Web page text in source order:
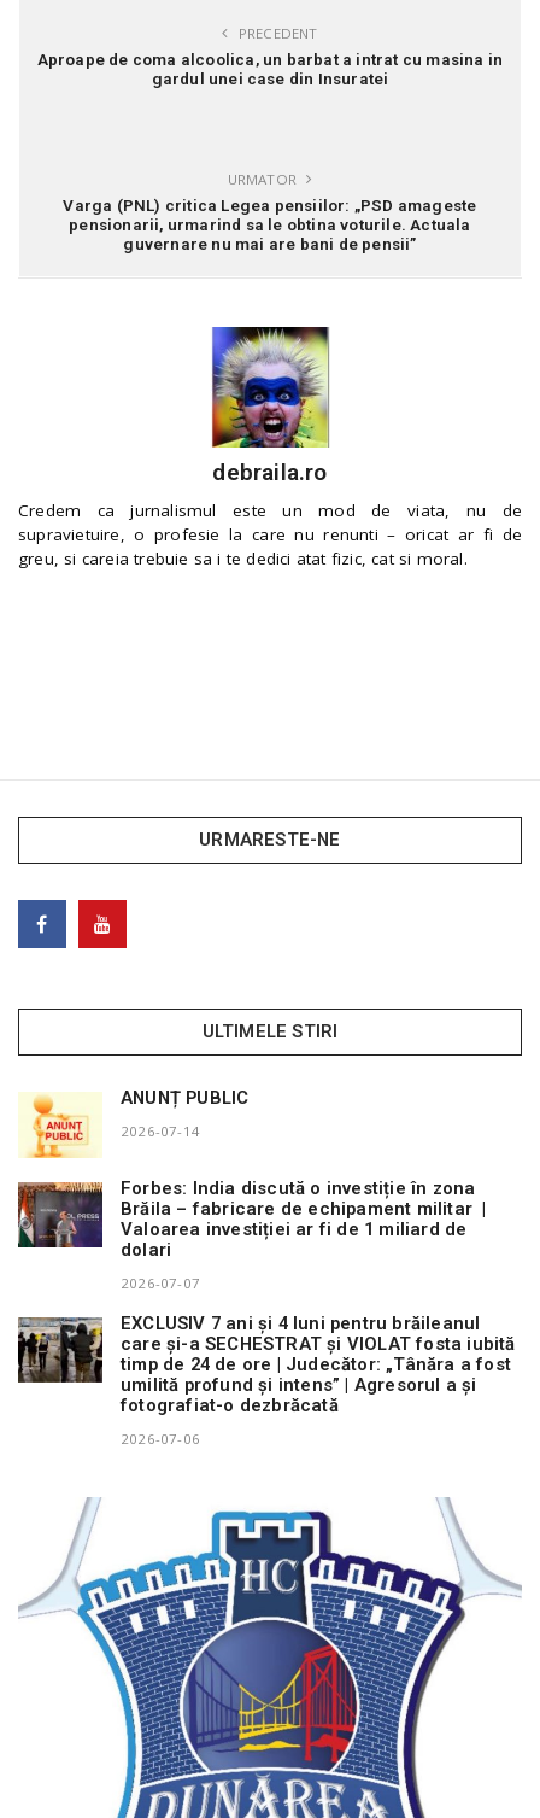
PRECEDENT
Aproape de coma alcoolica, un barbat a intrat cu masina in
gardul unei case din Insuratei
URMATOR
Varga (PNL) critica Legea pensiilor: „PSD amageste
pensionarii, urmarind sa le obtina voturile. Actuala
guvernare nu mai are bani de pensii”
debraila.ro
Credem ca jurnalismul este un mod de viata, nu de
supravietuire, o profesie la care nu renunti – oricat ar fi de
greu, si careia trebuie sa i te dedici atat fizic, cat si moral.
URMARESTE-NE
ULTIMELE STIRI
ANUNȚ PUBLIC
2026-07-14
Forbes: India discută o investiție în zona
Brăila – fabricare de echipament militar |
Valoarea investiției ar fi de 1 miliard de
dolari
2026-07-07
EXCLUSIV 7 ani și 4 luni pentru brăileanul
care și-a SECHESTRAT și VIOLAT fosta iubită
timp de 24 de ore | Judecător: „Tânăra a fost
umilită profund și intens” | Agresorul a și
fotografiat-o dezbrăcată
2026-07-06